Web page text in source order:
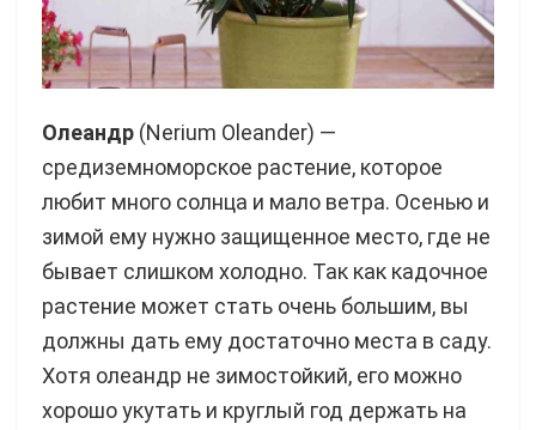
Олеандр (Nerium Oleander) —
средиземноморское растение, которое
любит много солнца и мало ветра. Осенью и
зимой ему нужно защищенное место, где не
бывает слишком холодно. Так как кадочное
растение может стать очень большим, вы
должны дать ему достаточно места в саду.
Хотя олеандр не зимостойкий, его можно
хорошо укутать и круглый год держать на